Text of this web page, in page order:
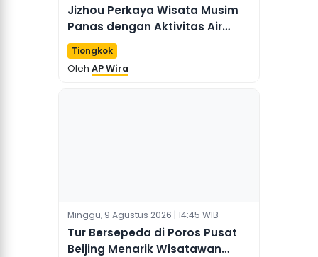
Jizhou Perkaya Wisata Musim
Panas dengan Aktivitas Air
untuk Menarik Wisatawan
Tiongkok
Oleh AP Wira
Minggu, 9 Agustus 2026 | 14:45 WIB
Tur Bersepeda di Poros Pusat
Beijing Menarik Wisatawan